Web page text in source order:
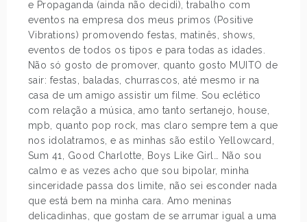
e Propaganda (ainda não decidi), trabalho com
eventos na empresa dos meus primos (Positive
Vibrations) promovendo festas, matinês, shows,
eventos de todos os tipos e para todas as idades.
Não só gosto de promover, quanto gosto MUITO de
sair: festas, baladas, churrascos, até mesmo ir na
casa de um amigo assistir um filme. Sou eclético
com relação a música, amo tanto sertanejo, house,
mpb, quanto pop rock, mas claro sempre tem a que
nos idolatramos, e as minhas são estilo Yellowcard,
Sum 41, Good Charlotte, Boys Like Girl… Não sou
calmo e as vezes acho que sou bipolar, minha
sinceridade passa dos limite, não sei esconder nada
que está bem na minha cara. Amo meninas
delicadinhas, que gostam de se arrumar igual a uma